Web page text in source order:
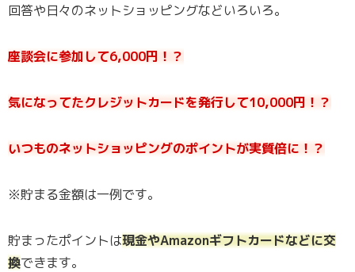
回答や日々のネットショッピングなどいろいろ。
座談会に参加して6,000円！？
気になってたクレジットカードを発行して10,000円！？
いつものネットショッピングのポイントが実質倍に！？
※貯まる金額は一例です。
貯まったポイントは現金やAmazonギフトカードなどに交
換できます。